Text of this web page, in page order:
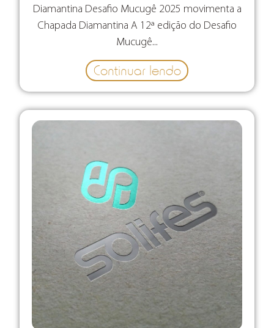
Diamantina Desafio Mucugê 2025 movimenta a
Chapada Diamantina A 12ª edição do Desafio
Mucugê...
Continuar lendo